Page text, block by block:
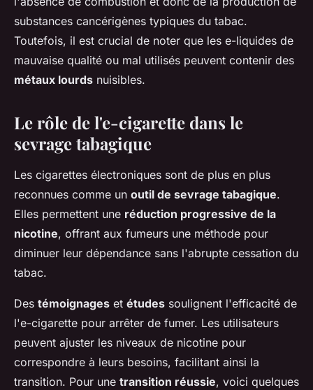
substances cancérigènes typiques du tabac.
Toutefois, il est crucial de noter que les e-liquides de
mauvaise qualité ou mal utilisés peuvent contenir des
métaux lourds nuisibles.
Le rôle de l'e-cigarette dans le
sevrage tabagique
Les cigarettes électroniques sont de plus en plus
reconnues comme un outil de sevrage tabagique.
Elles permettent une réduction progressive de la
nicotine, offrant aux fumeurs une méthode pour
diminuer leur dépendance sans l'abrupte cessation du
tabac.
Des témoignages et études soulignent l'efficacité de
l'e-cigarette pour arrêter de fumer. Les utilisateurs
peuvent ajuster les niveaux de nicotine pour
correspondre à leurs besoins, facilitant ainsi la
transition. Pour une transition réussie, voici quelques